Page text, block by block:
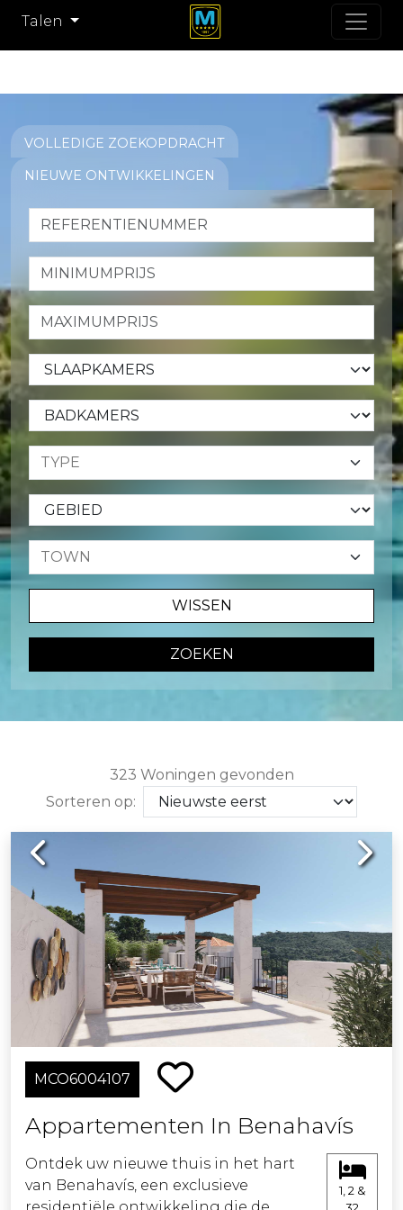
Talen
VOLLEDIGE ZOEKOPDRACHT
NIEUWE ONTWIKKELINGEN
WISSEN
ZOEKEN
323 Woningen gevonden
Sorteren op:
Previous Next
MCO6004107
Appartementen In Benahavís
Ontdek uw nieuwe thuis in het hart
van Benahavís, een exclusieve
residentiële ontwikkeling die de
1, 2 &
32